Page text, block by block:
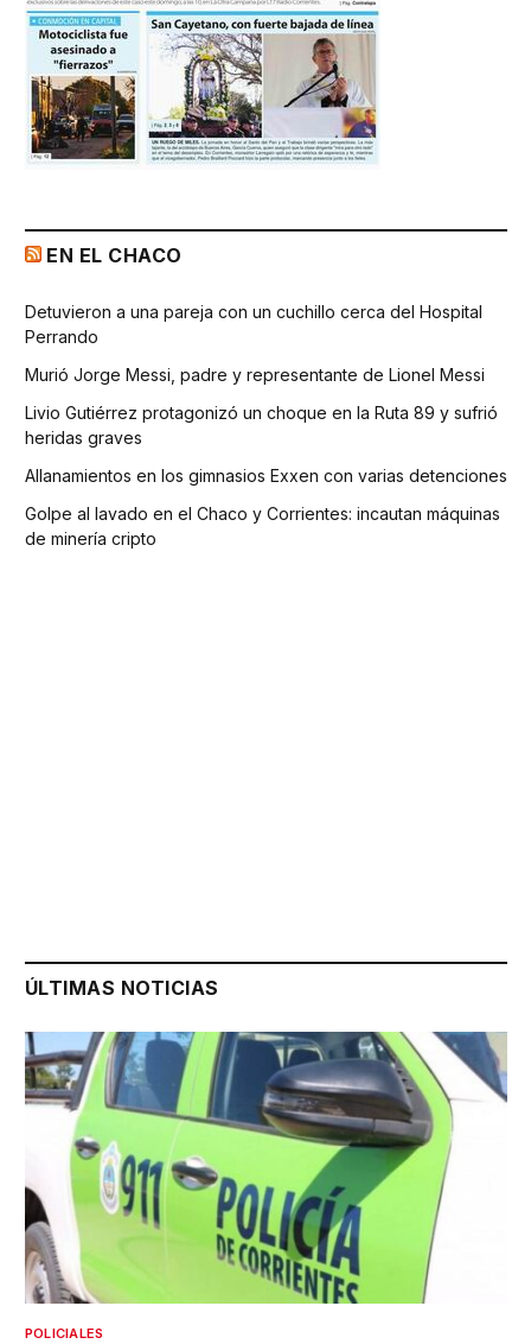
EN EL CHACO
Detuvieron a una pareja con un cuchillo cerca del Hospital
Perrando
Murió Jorge Messi, padre y representante de Lionel Messi
Livio Gutiérrez protagonizó un choque en la Ruta 89 y sufrió
heridas graves
Allanamientos en los gimnasios Exxen con varias detenciones
Golpe al lavado en el Chaco y Corrientes: incautan máquinas
de minería cripto
ÚLTIMAS NOTICIAS
POLICIALES